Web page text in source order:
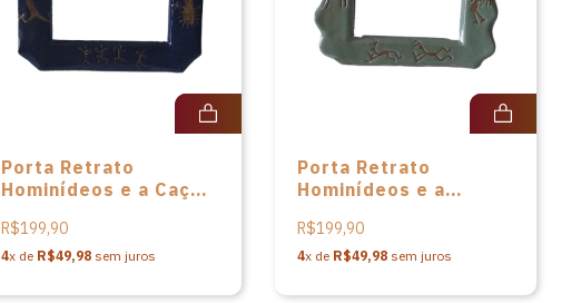
Porta Retrato
Hominídeos e a Caça
Capivara
R$199,90
4x de R$49,98 sem juros
Porta Retrato
Hominídeos e a
Serra da Capivara
R$199,90
4x de R$49,98sem juros